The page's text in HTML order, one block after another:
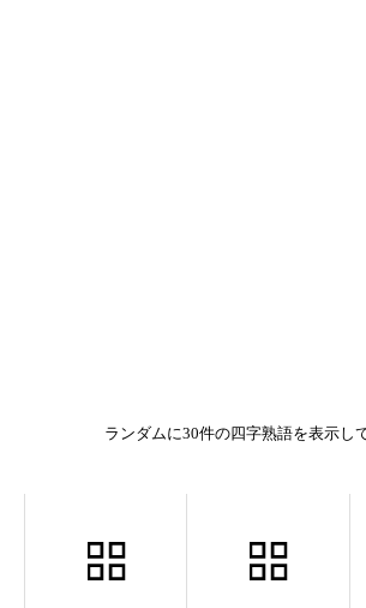
ランダムに30件の四字熟語を表示し